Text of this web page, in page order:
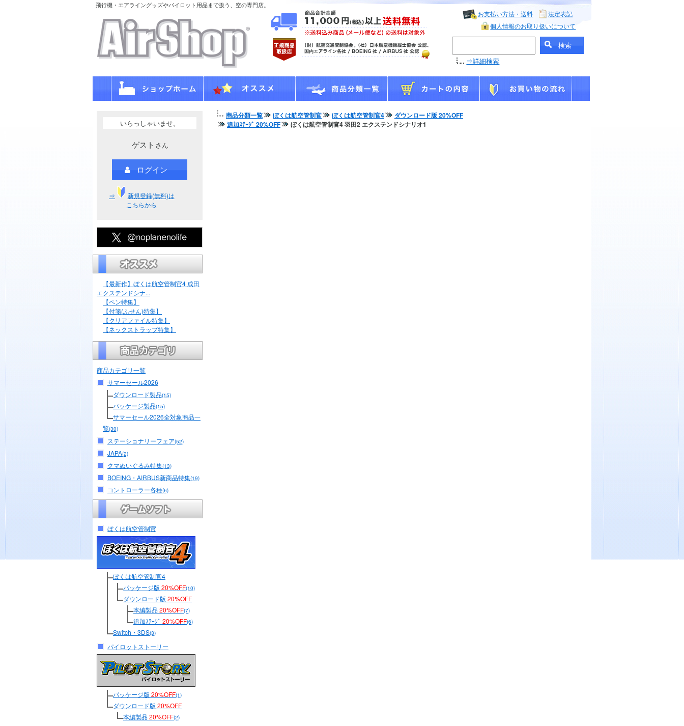
飛行機・エアライングッズやパイロット用品まで扱う、空の専門店。
お支払い方法・送料
法定表記
個人情報のお取り扱いについて
⇒詳細検索
いらっしゃいませ。
ゲスト さん
ログイン
⇒
新規登録(無料)は
こちらから
【最新作】ぼくは航空管制官4 成田
エクステンドシナ...
【ペン特集】
【付箋(ふせん)特集】
【クリアファイル特集】
【ネックストラップ特集】
商品カテゴリ一覧
サマーセール2026
ダウンロード製品(15)
パッケージ製品(15)
サマーセール2026全対象商品一
覧(30)
ステーショナリーフェア(52)
JAPA(2)
クマぬいぐるみ特集(13)
BOEING・AIRBUS新商品特集(19)
コントローラー各種(6)
ぼくは航空管制官
ぼくは航空管制官4
パッケージ版 20%OFF(10)
ダウンロード版 20%OFF
本編製品20%OFF(7)
追加ｽﾃｰｼﾞ 20%OFF(6)
Switch・3DS(3)
パイロットストーリー
パッケージ版 20%OFF(1)
ダウンロード版 20%OFF
本編製品20%OFF(2)
商品分類一覧 ぼくは航空管制官 ぼくは航空管制官4
ダウンロード版 20%OFF
追加ｽﾃｰｼﾞ 20%OFF
ぼくは航空管制官4 羽田2 エクステンドシナリオ1